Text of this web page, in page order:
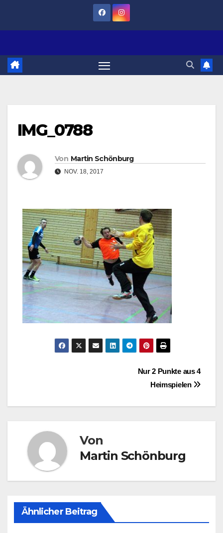
IMG_0788
Von Martin Schönburg
NOV. 18, 2017
BeitragsnavigationNur 2 Punkte aus 4
Heimspielen
Von
Martin Schönburg
Ähnlicher Beitrag